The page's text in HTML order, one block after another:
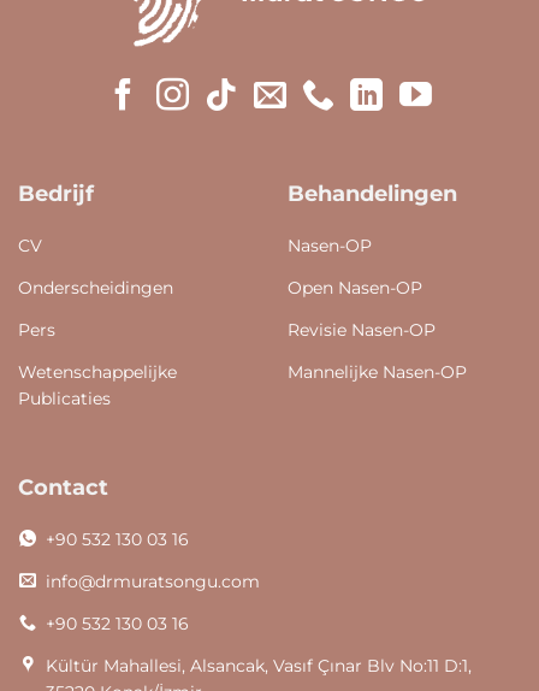
Bedrijf
CV
Onderscheidingen
Pers
Wetenschappelijke
Publicaties
Behandelingen
Nasen-OP
Open Nasen-OP
Revisie Nasen-OP
Mannelijke Nasen-OP
Contact
+90 532 130 03 16
info@drmuratsongu.com
+90 532 130 03 16
Kültür Mahallesi, Alsancak, Vasıf Çınar Blv No:11 D:1,